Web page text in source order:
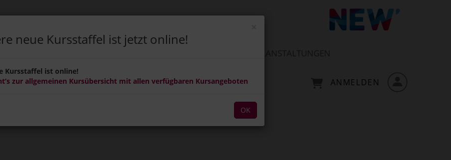
ANMELDEN
neue Kursstaffel ist jetzt online!
Kursstaffel ist online!
zur allgemeinen Kursübersicht mit allen verfügbaren Kursangeboten
OK